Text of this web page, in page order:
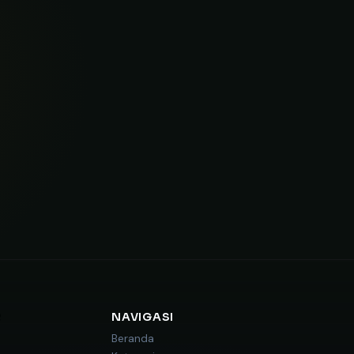
NAVIGASI
Beranda